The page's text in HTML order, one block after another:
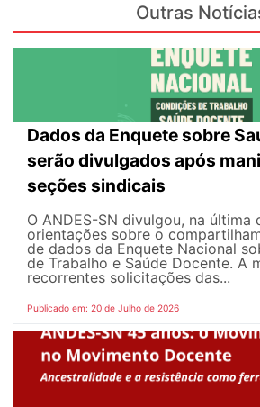
Outras
Dados da Enquete sobre
serão divulgados após
seções sindicais
O ANDES-SN divulgou, na última
orientações sobre o
de dados da Enquete Nacional
de Trabalho e Saúde Docente. A
recorrentes solicitações das...
Publicado em: 20 de Julho de 2026